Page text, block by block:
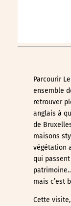
Parcourir
ensemble
retrouver
anglais à
de
maisons
végétation
qui
mais c’est
Cette